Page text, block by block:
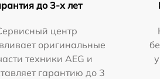
до 3-х лет
центр
оригинальные
техники AEG и
гарантию до 3